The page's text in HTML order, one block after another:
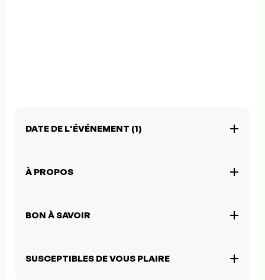
DATE DE L'ÉVÉNEMENT (1)
À PROPOS
BON À SAVOIR
SUSCEPTIBLES DE VOUS PLAIRE